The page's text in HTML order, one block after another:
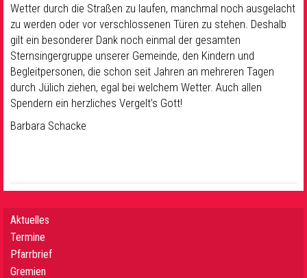
Wetter durch die Straßen zu laufen, manchmal noch ausgelacht
zu werden oder vor verschlossenen Türen zu stehen. Deshalb
gilt ein besonderer Dank noch einmal der gesamten
Sternsingergruppe unserer Gemeinde, den Kindern und
Begleitpersonen, die schon seit Jahren an mehreren Tagen
durch Jülich ziehen, egal bei welchem Wetter. Auch allen
Spendern ein herzliches Vergelt’s Gott!
Barbara Schacke
Aktuelles
Termine
Pfarrbrief
Gremien